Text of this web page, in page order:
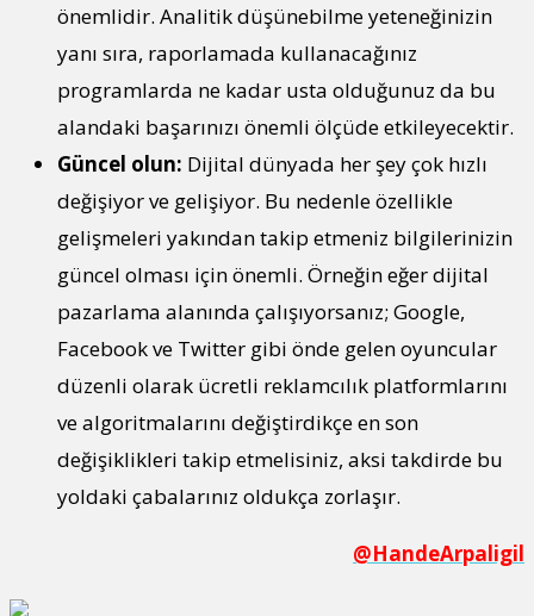
önemlidir. Analitik düşünebilme yeteneğinizin
yanı sıra, raporlamada kullanacağınız
programlarda ne kadar usta olduğunuz da bu
alandaki başarınızı önemli ölçüde etkileyecektir.
Güncel olun: Dijital dünyada her şey çok hızlı
değişiyor ve gelişiyor. Bu nedenle özellikle
gelişmeleri yakından takip etmeniz bilgilerinizin
güncel olması için önemli. Örneğin eğer dijital
pazarlama alanında çalışıyorsanız; Google,
Facebook ve Twitter gibi önde gelen oyuncular
düzenli olarak ücretli reklamcılık platformlarını
ve algoritmalarını değiştirdikçe en son
değişiklikleri takip etmelisiniz, aksi takdirde bu
yoldaki çabalarınız oldukça zorlaşır.
@HandeArpaligil